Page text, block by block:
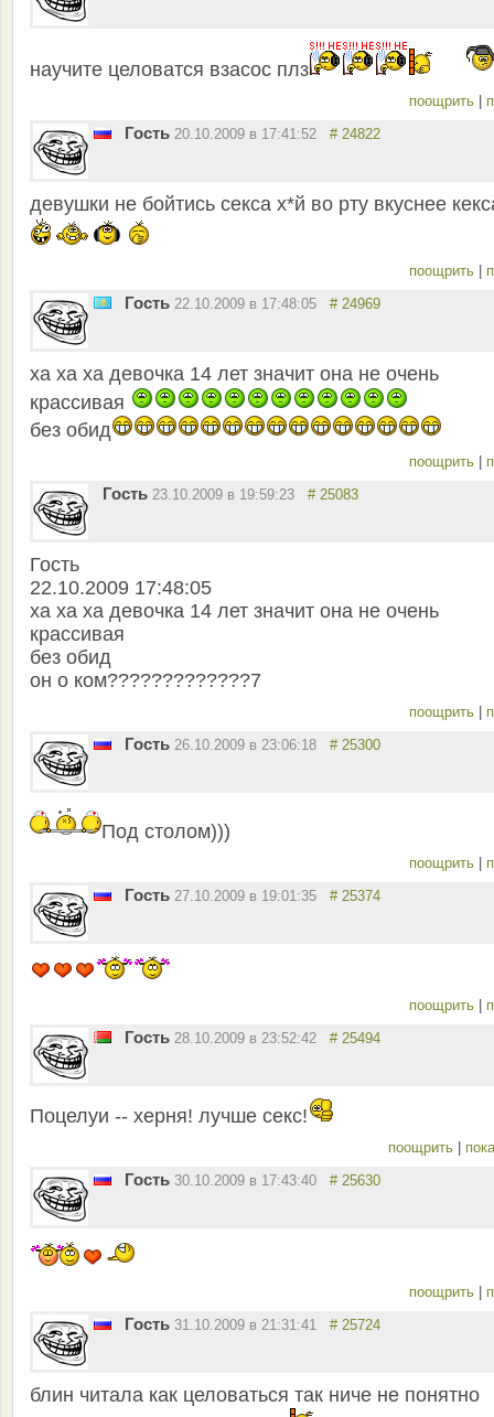
научите целоватся взасос плз
поощрить
Гость 20.10.2009 в 17:41:52 # 24822
девушки не бойтись секса х*й во рту вкуснее
поощрить
Гость 22.10.2009 в 17:48:05 # 24969
ха ха ха девочка 14 лет значит она не очень
крассивая
без обид
поощрить
Гость 23.10.2009 в 19:59:23 # 25083
Гость
22.10.2009 17:48:05
ха ха ха девочка 14 лет значит она не очень
крассивая
без обид
он о ком?????????????7
поощрить
Гость 26.10.2009 в 23:06:18 # 25300
Под столом)))
поощрить
Гость 27.10.2009 в 19:01:35 # 25374
поощрить
Гость 28.10.2009 в 23:52:42 # 25494
Поцелуи -- херня! лучше секс!
поощрить
Гость 30.10.2009 в 17:43:40 # 25630
поощрить
Гость 31.10.2009 в 21:31:41 # 25724
блин читала как целоваться так ниче не понятно